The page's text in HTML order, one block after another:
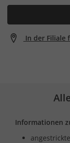
In der Filiale
Informationen